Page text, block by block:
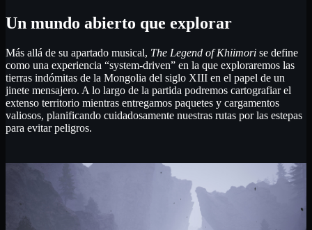
Un mundo abierto que explorar
Más allá de su apartado musical, The Legend of Khiimori se define
como una experiencia “system-driven” en la que exploraremos las
tierras indómitas de la Mongolia del siglo XIII en el papel de un
jinete mensajero. A lo largo de la partida podremos cartografiar el
extenso territorio mientras entregamos paquetes y cargamentos
valiosos, planificando cuidadosamente nuestras rutas por las estepas
para evitar peligros.